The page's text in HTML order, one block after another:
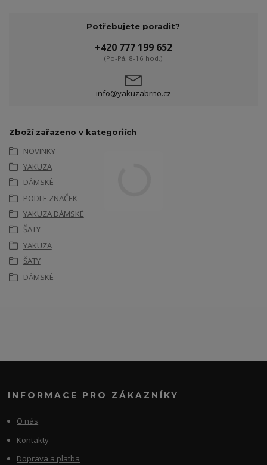
Potřebujete poradit?
+420 777 199 652
(Po-Pá, 8-16 hod.)
info@yakuzabrno.cz
Zboží zařazeno v kategoriích
NOVINKY
YAKUZA
DÁMSKÉ
PODLE ZNAČEK
YAKUZA DÁMSKÉ
ŠATY
YAKUZA
ŠATY
DÁMSKÉ
INFORMACE PRO ZÁKAZNÍKY
O nás
Kontakty
Doprava a platba